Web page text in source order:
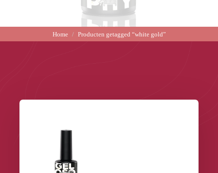
Home Producten getagged “white gold”